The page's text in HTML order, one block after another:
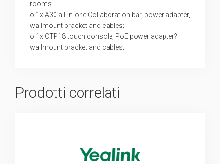
rooms
o 1x A30 all-in-one Collaboration bar, power adapter,
wallmount bracket and cables;
o 1x CTP18 touch console, PoE power adapter?
wallmount bracket and cables;
Prodotti correlati